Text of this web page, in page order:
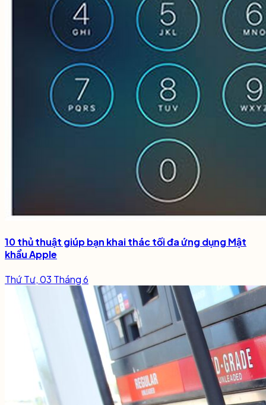
10 thủ thuật giúp bạn khai thác tối đa ứng dụng Mật
khẩu Apple
Thứ Tư, 03 Tháng 6